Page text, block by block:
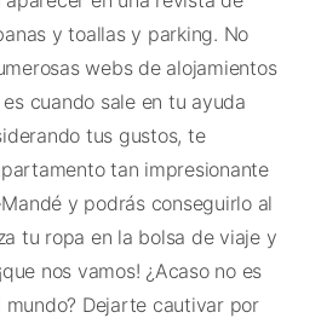
y toallas y parking. No
webs de alojamientos
cuando sale en tu ayuda
tus gustos, te
tan impresionante
y podrás conseguirlo al
tu ropa en la bolsa de viaje y
nos vamos! ¿Acaso no es
Dejarte cautivar por